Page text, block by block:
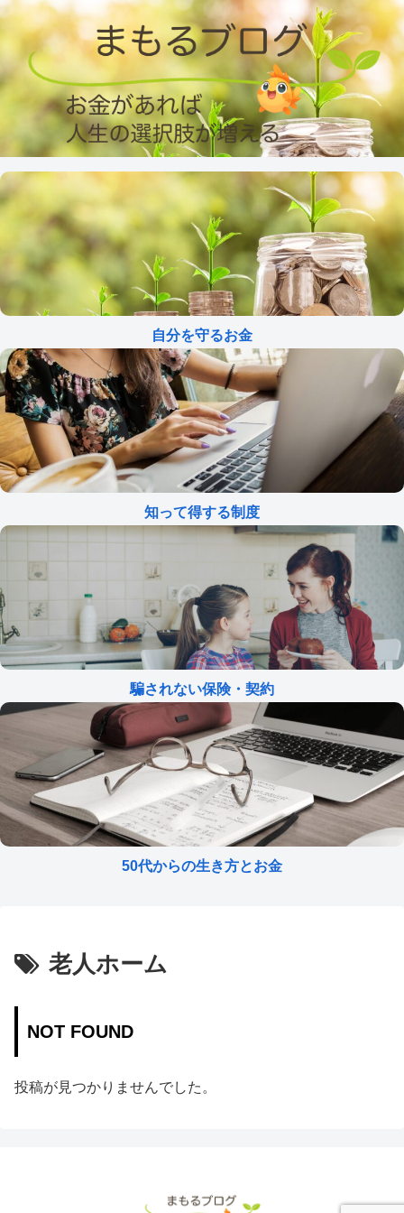
自分を守るお金
知って得する制度
騙されない保険・契約
50代からの生き方とお金
老人ホーム
NOT FOUND
投稿が見つかりませんでした。